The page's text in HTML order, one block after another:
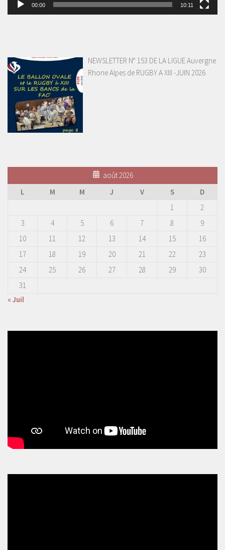
00:00 10:11
NEWSLETTER N° 153 DE LA LIGUE Auvergne
Rhone Alpes de RUGBY A XIII -JUIN 2026
août 2026
L
M M J V S
D
1
2
3
4 5 6 7 8
9
10
11 12 13 14 15
16
17
18 19 20 21 22
23
24
25 26 27 28 29
30
31
« Juil